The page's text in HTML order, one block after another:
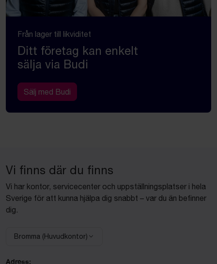
Från lager till likviditet
Ditt företag kan enkelt
sälja via Budi
Sälj med Budi
Vi finns där du finns
Vi har kontor, servicecenter och uppställningsplatser i hela
Sverige för att kunna hjälpa dig snabbt – var du än befinner
dig.
Välj anläggning:
Bromma (Huvudkontor)
Adress: